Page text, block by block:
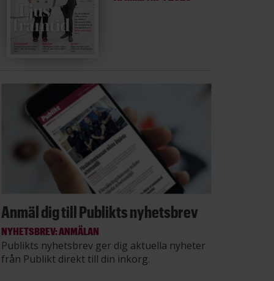
Anmäl dig till Publikts nyhetsbrev
NYHETSBREV: ANMÄLAN
Publikts nyhetsbrev ger dig aktuella nyheter
från Publikt direkt till din inkorg.